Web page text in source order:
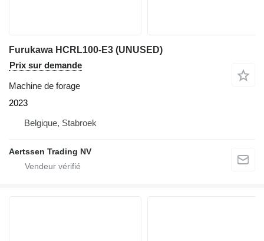
Furukawa HCRL100-E3 (UNUSED)
Prix sur demande
Machine de forage
2023
Belgique, Stabroek
Aertssen Trading NV